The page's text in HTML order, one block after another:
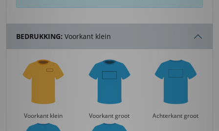
BEDRUKKING: Voorkant klein
Voorkant klein Voorkant groot Achterkant groot